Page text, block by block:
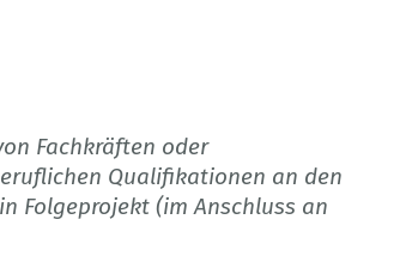
Fachkräften oder
Qualifikationen an den
Folgeprojekt (im Anschluss an